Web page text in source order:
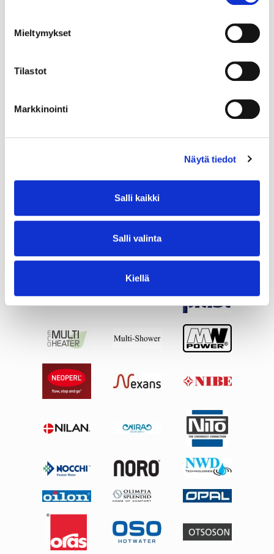
Mieltymykset
Tilastot
Markkinointi
Näytä tiedot
Salli kaikki
Salli valinta
Kiellä